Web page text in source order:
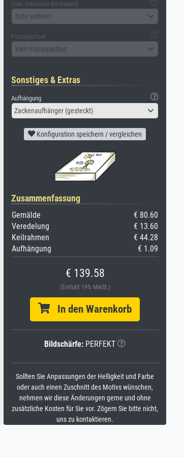
Glas (inklusive Rückwand)
Bitte wählen
Passepartout
Kein Passepartout
Sonstiges & Extras
Aufhängung
Zackenaufhänger (gesteckt)
Konfiguration speichern / vergleichen
Zusammenfassung
Gemälde
€ 80.60
Veredelung
€ 13.60
Keilrahmen
€ 44.28
Aufhängung
€ 1.09
€ 139.58
(Enthält 19% MwSt.)
In den Warenkorb
Bildschärfe: PERFEKT
Sollten Sie Anpassungen der Helligkeit und Farbe
oder auch einen Zuschnitt des Motivs wünschen,
nehmen wir diese Änderungen gerne und ohne
zusätzliche Kosten für Sie vor. Zögern Sie bitte nicht,
uns zu kontaktieren.